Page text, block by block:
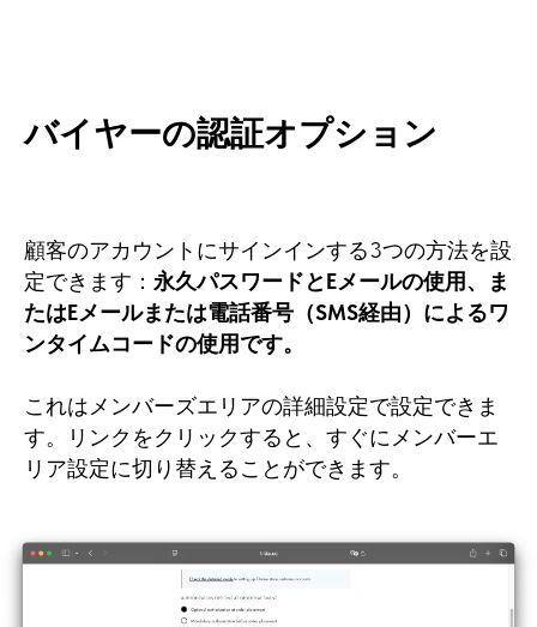
バイヤーの認証オプション
顧客のアカウントにサインインする3つの方法を設
定できます： 永久パスワードとEメールの使用、ま
たはEメールまたは電話番号（SMS経由）によるワ
ンタイムコードの使用です。
これはメンバーズエリアの詳細設定で設定できま
す。リンクをクリックすると、すぐにメンバーエ
リア設定に切り替えることができます。